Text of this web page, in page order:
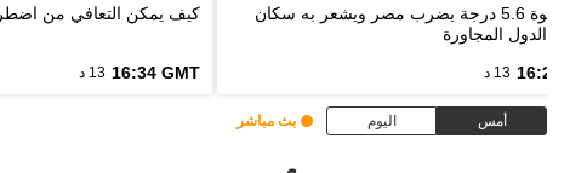
زلزال بقوة 5.6 درجة يضرب مصر ويشعر به سكان
من الدول المجاورة
16:20 13 د
كيف يمكن التعافي من
16:34 GMT 13 د
أمس اليوم بث مباشر